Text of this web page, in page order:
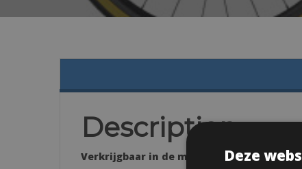
Description
Verkrijgbaar in de maten: 49, 53, 55, 57, 61
Deze